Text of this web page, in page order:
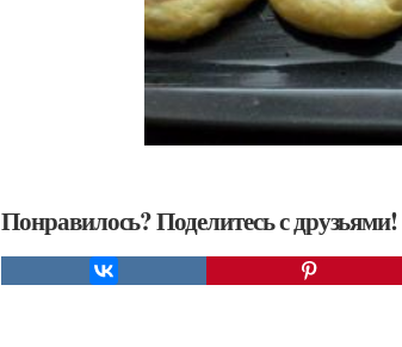
Понравилось? Поделитесь с друзьями!